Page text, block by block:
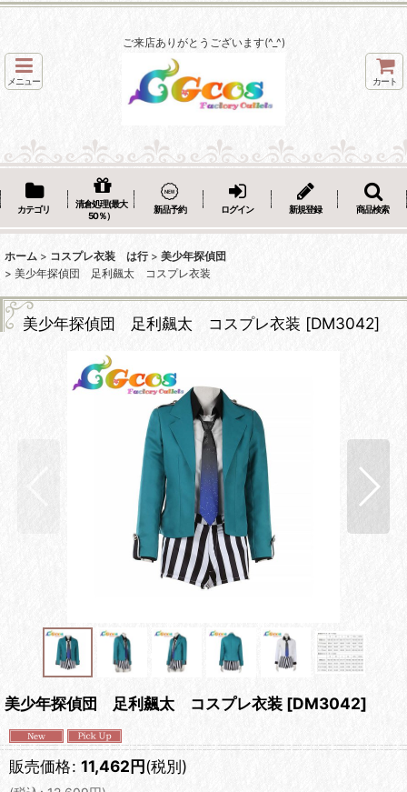
ご来店ありがとうございます(^_^)
メニュー カート
カテゴリ
清倉処理(最大
50％）
新品予約 ログイン 新規登録 商品検索
ホーム > コスプレ衣装 は行 > 美少年探偵団
> 美少年探偵団 足利飆太 コスプレ衣装
美少年探偵団 足利飆太 コスプレ衣装 [DM3042]
美少年探偵団 足利飆太 コスプレ衣装 [DM3042]
販売価格: 11,462円(税別)